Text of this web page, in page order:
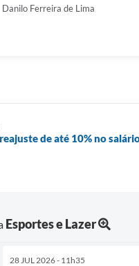
Danilo Ferreira de Lima
de até 10% no
Esportes e Lazer
28 JUL 2026 - 11h35